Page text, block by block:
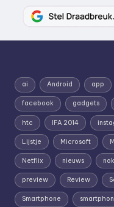
ai Android app
facebook gadgets
htc IFA 2014
Lijstje Microsoft
Netflix nieuws
preview Review
Smartphone